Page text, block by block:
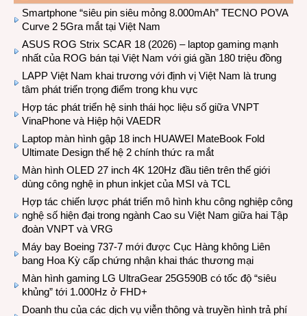
Smartphone “siêu pin siêu mỏng 8.000mAh” TECNO POVA
Curve 2 5Gra mắt tại Việt Nam
ASUS ROG Strix SCAR 18 (2026) – laptop gaming mạnh
nhất của ROG bán tại Việt Nam với giá gần 180 triệu đồng
LAPP Việt Nam khai trương với định vị Việt Nam là trung
tâm phát triển trọng điểm trong khu vực
Hợp tác phát triển hệ sinh thái học liệu số giữa VNPT
VinaPhone và Hiệp hội VAEDR
Laptop màn hình gập 18 inch HUAWEI MateBook Fold
Ultimate Design thế hệ 2 chính thức ra mắt
Màn hình OLED 27 inch 4K 120Hz đầu tiên trên thế giới
dùng công nghệ in phun inkjet của MSI và TCL
Hợp tác chiến lược phát triển mô hình khu công nghiệp công
nghệ số hiện đại trong ngành Cao su Việt Nam giữa hai Tập
đoàn VNPT và VRG
Máy bay Boeing 737-7 mới được Cục Hàng không Liên
bang Hoa Kỳ cấp chứng nhận khai thác thương mại
Màn hình gaming LG UltraGear 25G590B có tốc độ “siêu
khủng” tới 1.000Hz ở FHD+
Doanh thu của các dịch vụ viễn thông và truyền hình trả phí